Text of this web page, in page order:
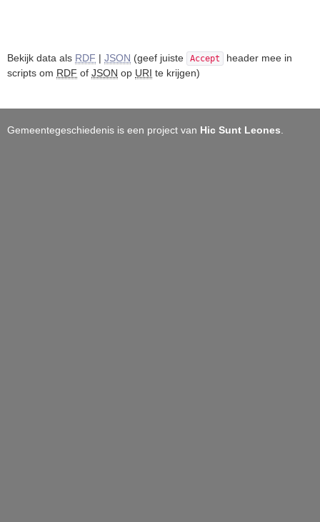
Bekijk data als RDF | JSON (geef juiste Accept
header mee in
scripts om RDF of JSON op URI te krijgen)
Gemeentegeschiedenis is een project van Hic Sunt Leones